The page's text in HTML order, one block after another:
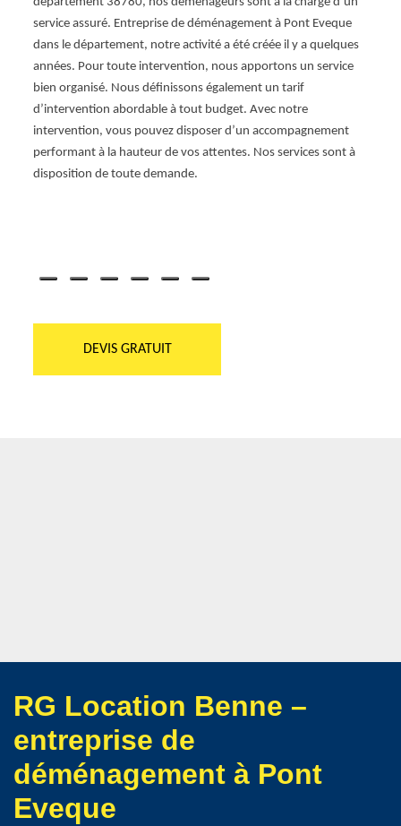
service assuré. Entreprise de déménagement à Pont Eveque
dans le département, notre activité a été créée il y a quelques
années. Pour toute intervention, nous apportons un service
bien organisé. Nous définissons également un tarif
d’intervention abordable à tout budget. Avec notre
intervention, vous pouvez disposer d’un accompagnement
performant à la hauteur de vos attentes. Nos services sont à
disposition de toute demande.
DEVIS GRATUIT
RG Location Benne –
entreprise de
déménagement à Pont
Eveque